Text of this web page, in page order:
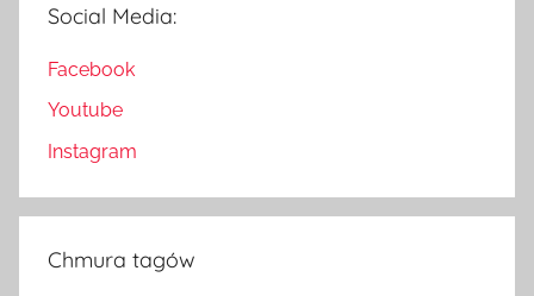
Social Media:
Facebook
Youtube
Instagram
Chmura tagów